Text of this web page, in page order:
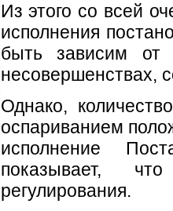
Из этого со всей
исполнения
быть зависим от
несовершенствах,
Однако,
оспариванием
исполнение
показывает,
регулирования.